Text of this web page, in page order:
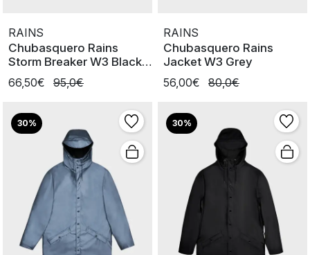
RAINS
Chubasquero Rains
Storm Breaker W3 Black
Grain
66,50€ 95,0€
RAINS
Chubasquero Rains
Jacket W3 Grey
56,00€
80,0€
30% 30%